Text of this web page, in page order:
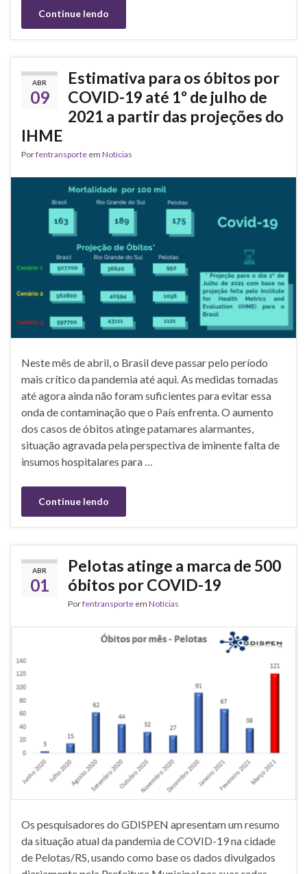
Continue lendo
ABR
09
Estimativa para os óbitos por
COVID-19 até 1º de julho de
2021 a partir das projeções do
IHME
Porfentransporte em Notícias
Neste mês de abril, o Brasil deve passar pelo período
mais crítico da pandemia até aqui. As medidas tomadas
até agora ainda não foram suficientes para evitar essa
onda de contaminação que o País enfrenta. O aumento
dos casos de óbitos atinge patamares alarmantes,
situação agravada pela perspectiva de iminente falta de
insumos hospitalares para …
Continue lendo
ABR
01
Pelotas atinge a marca de 500
óbitos por COVID-19
Porfentransporte em Notícias
Os pesquisadores do GDISPEN apresentam um resumo
da situação atual da pandemia de COVID-19 na cidade
de Pelotas/RS, usando como base os dados divulgados